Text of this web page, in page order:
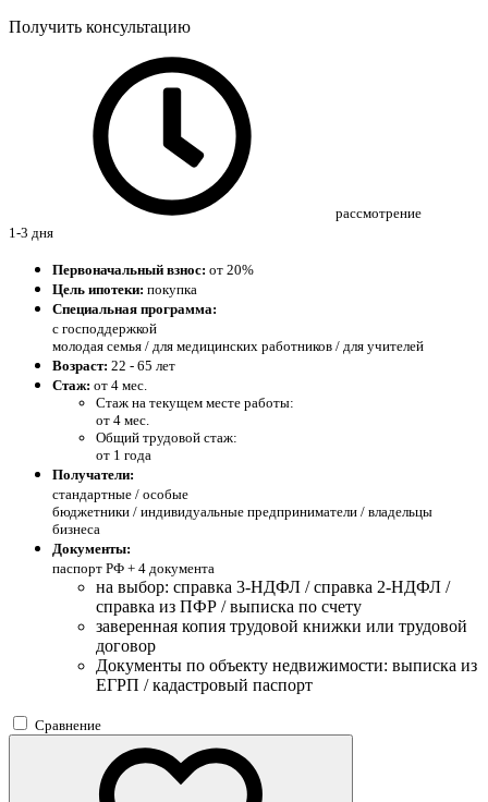
Получить консультацию
рассмотрение
1-3 дня
Первоначальный взнос: от 20%
Цель ипотеки: покупка
Специальная программа:
с господдержкой
молодая семья / для медицинских работников / для учителей
Возраст: 22 - 65 лет
Стаж: от 4 мес.
Стаж на текущем месте работы:
от 4 мес.
Общий трудовой стаж:
от 1 года
Получатели:
стандартные / особые
бюджетники / индивидуальные предприниматели / владельцы
бизнеса
Документы:
паспорт РФ + 4 документа
на выбор: справка 3-НДФЛ / справка 2-НДФЛ /
справка из ПФР / выписка по счету
заверенная копия трудовой книжки или трудовой
договор
Документы по объекту недвижимости: выписка из
ЕГРП / кадастровый паспорт
Сравнение